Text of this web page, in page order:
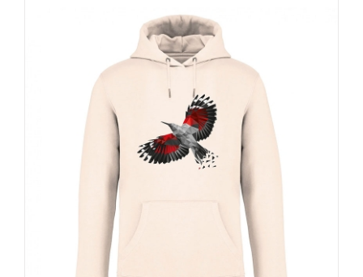
variantes.
Las
opciones
se
elegir
página
de
producto